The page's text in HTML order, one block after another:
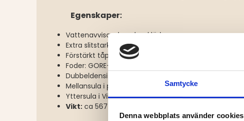
Samtycke
Denna webbplats använder cookies
Egenskaper:
Vattenavvisande nubuckläder
Extra slitstark nubuck-napa
Förstärkt tåparti med pampa-skydd
Foder: GORE-TEX® Performance Comfort
Dubbeldensitetssula Hawk
Mellansula i polyuretan
Yttersula i Vibram® Impulse Hi Vis-gummi
Vikt: ca 567 g (medelvikt för storlek 42)